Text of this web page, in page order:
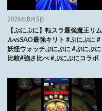
2026年8月5日
【ぷにぷに】転スラ最強魔王リム
ルvsSAO最強キリト #ぷにぷに #
妖怪ウォッチぷにぷに #ぷにぷに
比較#強さ比べ #ぷにぷにコラボ